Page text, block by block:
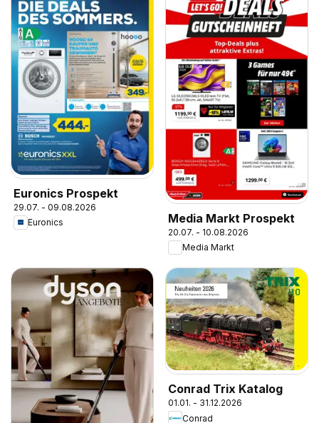
Euronics Prospekt
29.07. - 09.08.2026
Euronics
Media Markt Prospekt
20.07. - 10.08.2026
Media Markt
Conrad Trix Katalog
01.01. - 31.12.2026
Conrad